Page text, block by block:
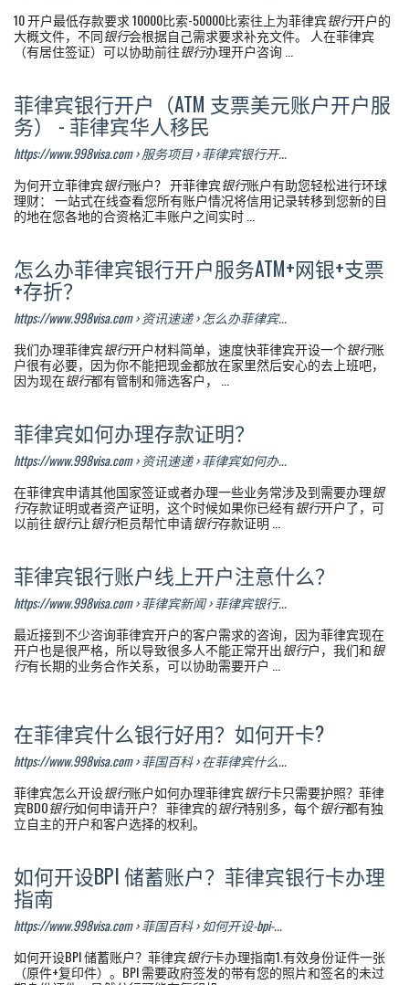
10 开户最低存款要求 10000比索-50000比索往上为菲律宾银行开户的
大概文件，不同银行会根据自己需求要求补充文件。 人在菲律宾
（有居住签证）可以协助前往银行办理开户咨询 ...
菲律宾银行开户（ATM 支票美元账户开户服
务） - 菲律宾华人移民
https://www.998visa.com › 服务项目 › 菲律宾银行开...
为何开立菲律宾银行账户？ 开菲律宾银行账户有助您轻松进行环球
理财： 一站式在线查看您所有账户情况将信用记录转移到您新的目
的地在您各地的合资格汇丰账户之间实时 ...
怎么办菲律宾银行开户服务ATM+网银+支票
+存折？
https://www.998visa.com › 资讯速递 › 怎么办菲律宾...
我们办理菲律宾银行开户材料简单，速度快菲律宾开设一个银行账
户很有必要，因为你不能把现金都放在家里然后安心的去上班吧，
因为现在银行都有管制和筛选客户， ...
菲律宾如何办理存款证明？
https://www.998visa.com › 资讯速递 › 菲律宾如何办...
在菲律宾申请其他国家签证或者办理一些业务常涉及到需要办理银
行存款证明或者资产证明，这个时候如果你已经有银行开户了，可
以前往银行让银行柜员帮忙申请银行存款证明 ...
菲律宾银行账户线上开户注意什么？
https://www.998visa.com › 菲律宾新闻 › 菲律宾银行...
最近接到不少咨询菲律宾开户的客户需求的咨询，因为菲律宾现在
开户也是很严格，所以导致很多人不能正常开出银行户，我们和银
行有长期的业务合作关系，可以协助需要开户 ...
在菲律宾什么银行好用？如何开卡?
https://www.998visa.com › 菲国百科 › 在菲律宾什么...
菲律宾怎么开设银行账户如何办理菲律宾银行卡只需要护照？菲律
宾BDO银行如何申请开户？ 菲律宾的银行特别多，每个银行都有独
立自主的开户和客户选择的权利。
如何开设BPI 储蓄账户？菲律宾银行卡办理
指南
https://www.998visa.com › 菲国百科 › 如何开设-bpi-...
如何开设BPI 储蓄账户？菲律宾银行卡办理指南1.有效身份证件一张
（原件+复印件）。BPI 需要政府签发的带有您的照片和签名的未过